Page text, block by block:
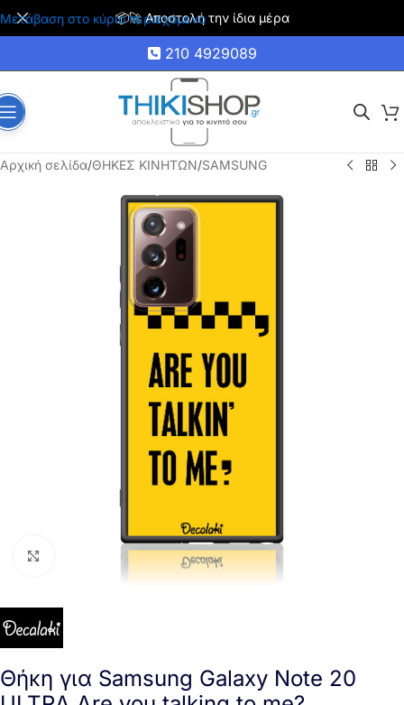
Μετάβαση στο κύριο περιεχόμενο
📦🚀 Αποστολή την ίδια μέρα
210 4929089
Αρχική σελίδα/ΘΗΚΕΣ ΚΙΝΗΤΩΝ/SAMSUNG
Click to enlarge
Θήκη για Samsung Galaxy Note 20